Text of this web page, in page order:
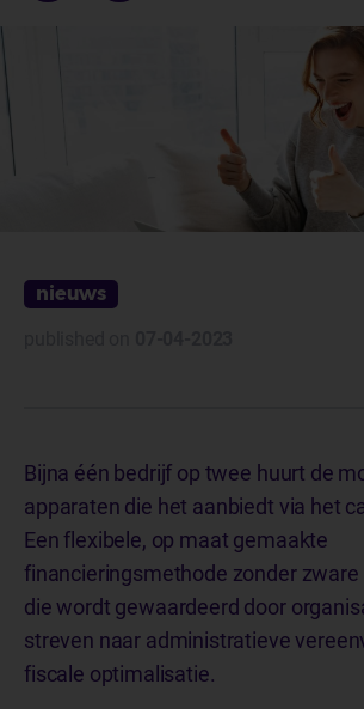
nieuws
Bijna één bedrijf op twee huurt de
apparaten die het aanbiedt via het
Een flexibele, op maat gemaakte
financieringsmethode zonder zware
die wordt gewaardeerd door
streven naar administratieve
fiscale optimalisatie.